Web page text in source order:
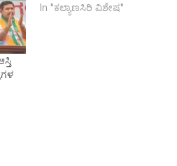
In "ಕಲ್ಯಾಣಸಿರಿ ವಿಶೇಷ"